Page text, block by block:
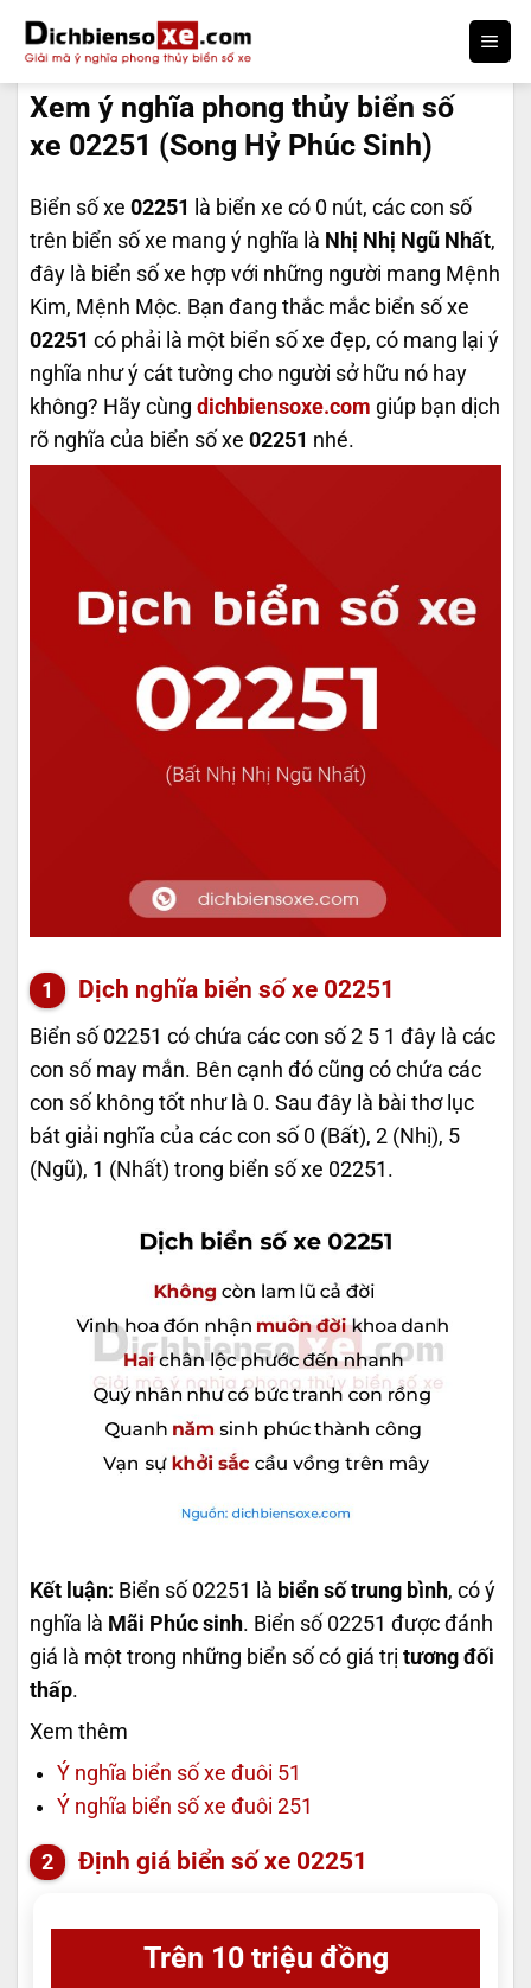
qua
nội
dungXem ý nghĩa phong thủy biển số
xe 02251 (Song Hỷ Phúc Sinh)
Biển số xe 02251 là biển xe có 0 nút, các con số
trên biển số xe mang ý nghĩa là Nhị Nhị Ngũ Nhất,
đây là biển số xe hợp với những người mang Mệnh
Kim, Mệnh Mộc. Bạn đang thắc mắc biển số xe
02251 có phải là một biển số xe đẹp, có mang lại ý
nghĩa như ý cát tường cho người sở hữu nó hay
không? Hãy cùng dichbiensoxe.com giúp bạn dịch
rõ nghĩa của biển số xe 02251 nhé.
Dịch nghĩa biển số xe 02251
Biển số 02251 có chứa các con số 2 5 1 đây là các
con số may mắn. Bên cạnh đó cũng có chứa các
con số không tốt như là 0. Sau đây là bài thơ lục
bát giải nghĩa của các con số 0 (Bất), 2 (Nhị), 5
(Ngũ), 1 (Nhất) trong biển số xe 02251.
Kết luận: Biển số 02251 là biển số trung bình, có ý
nghĩa là Mãi Phúc sinh. Biển số 02251 được đánh
giá là một trong những biển số có giá trị tương đối
thấp.
Xem thêm
Ý nghĩa biển số xe đuôi 51
Ý nghĩa biển số xe đuôi 251
Định giá biển số xe 02251
Trên 10 triệu đồng